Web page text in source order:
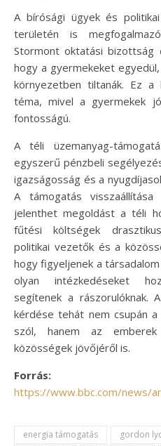
A bírósági ügyek és
területén is
Stormont oktatási
hogy a gyermekeket
környezetben tiltanák. Ez a
téma, mivel a gyermekek
fontosságú.
A téli üzemanyag-
egyszerű pénzbeli
igazságosság és a
A támogatás
jelenthet megoldást a téli
fűtési költségek
politikai vezetők és a
hogy figyeljenek a
olyan intézkedéseket
segítenek a rászorulóknak.
kérdése tehát nem csupán
szól, hanem az
közösségek jövőjéről is.
Forrás:
https://www.bbc.com/news/
energia támogatás gordon